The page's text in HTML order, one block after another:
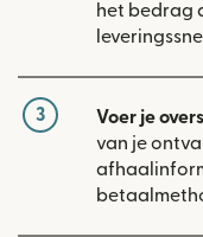
het bedrag
3 Voer je
van je